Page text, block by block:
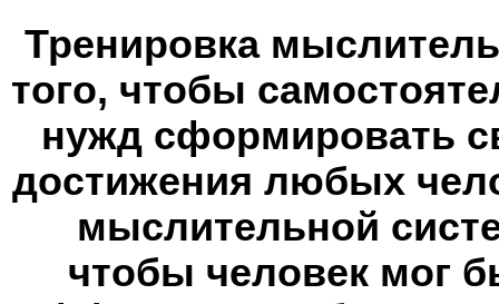
Тренировка
того, чтобы
нужд сформировать
достижения любых
мыслительной
чтобы человек мог